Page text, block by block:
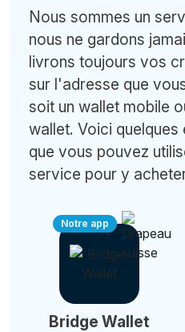
Nous sommes un
nous ne gardons
livrons toujours vos
sur l'adresse que
soit un wallet mobile
wallet. Voici
que vous pouvez
service pour y
Notre app
Bridge Wallet